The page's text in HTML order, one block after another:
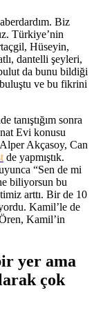
Biz
Türkiye’nin
Hüseyin,
dantelli şeyleri,
da bunu bildiği
ve bu fikrini
tanıştığım sonra
Evi konusu
Akçasoy, Can
de yapmıştık.
“Sen de mi
biliyorsun bu
arttı. Bir de 10
Kamil’le de
Kamil’in
yer ama
çok